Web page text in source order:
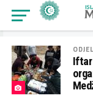
Iftar